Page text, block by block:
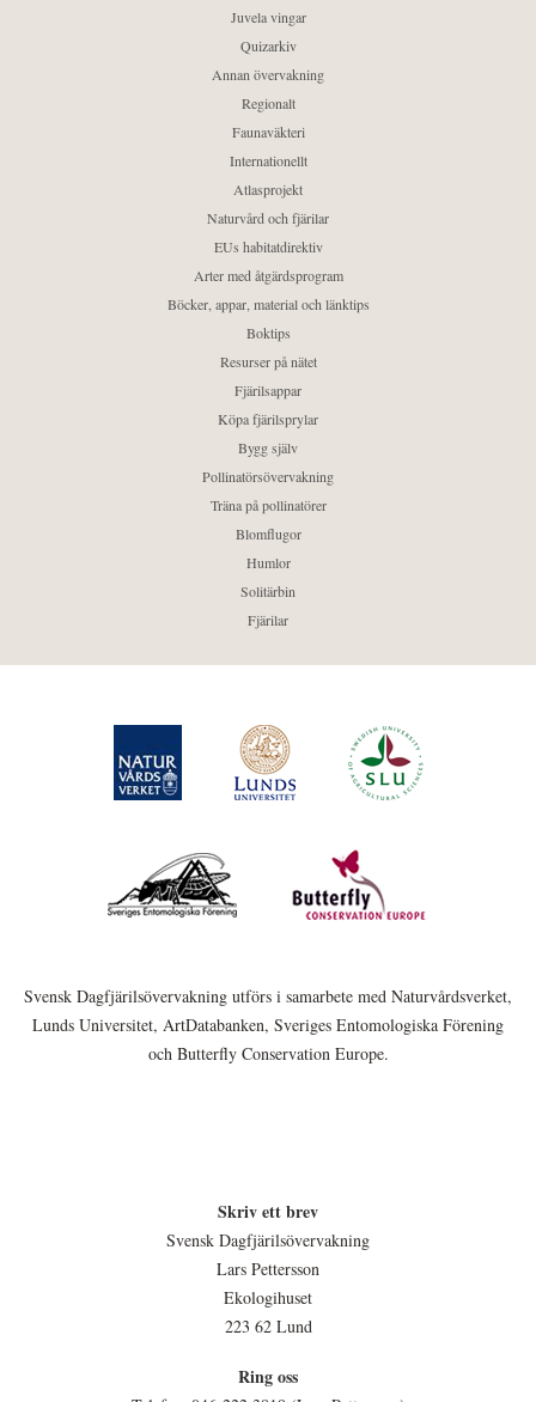
Juvela vingar
Quizarkiv
Annan övervakning
Regionalt
Faunaväkteri
Internationellt
Atlasprojekt
Naturvård och fjärilar
EUs habitatdirektiv
Arter med åtgärdsprogram
Böcker, appar, material och länktips
Boktips
Resurser på nätet
Fjärilsappar
Köpa fjärilsprylar
Bygg själv
Pollinatörsövervakning
Träna på pollinatörer
Blomflugor
Humlor
Solitärbin
Fjärilar
Svensk Dagfjärilsövervakning utförs i samarbete med Naturvårdsverket,
Lunds Universitet, ArtDatabanken, Sveriges Entomologiska Förening
och Butterfly Conservation Europe.
Skriv ett brev
Svensk Dagfjärilsövervakning
Lars Pettersson
Ekologihuset
223 62 Lund
Ring oss